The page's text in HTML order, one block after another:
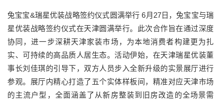
兔宝宝&瑞星优装战略签约仪式圆满举行 6月27日，兔宝宝与瑞
星优装战略签约仪式在天津圆满举行。此次合作旨在通过深度
协同，进一步深耕天津家装市场，为本地消费者构建更为扎
实、可持续的高品质人居生态。活动伊始，在天津瑞星优装董
事长刘佳琪的引导下，双方人员步入全新升级的实景展厅进行
参观。展厅内精心打造了五个实体样板间，精准对应天津市场
的主流户型，全面涵盖了从新房整装到旧房改造的全场景需